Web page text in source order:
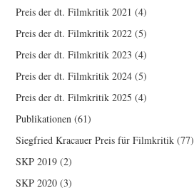
Preis der dt. Filmkritik 2021 (4)
Preis der dt. Filmkritik 2022 (5)
Preis der dt. Filmkritik 2023 (4)
Preis der dt. Filmkritik 2024 (5)
Preis der dt. Filmkritik 2025 (4)
Publikationen (61)
Siegfried Kracauer Preis für Filmkritik (77)
SKP 2019 (2)
SKP 2020 (3)